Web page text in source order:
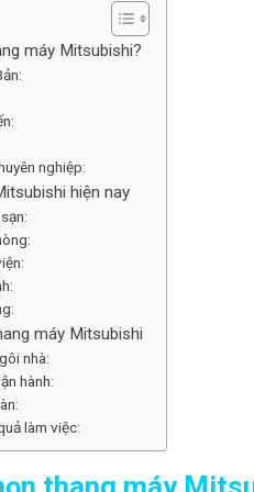
máy Mitsubishi?
nghiệp:
hiện nay
máy Mitsubishi
nhà:
hành:
làm việc: